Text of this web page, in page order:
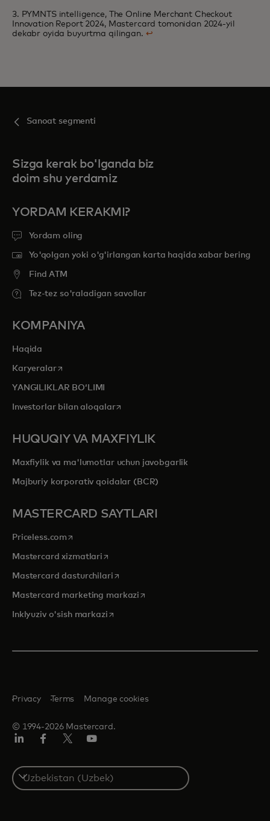
3. PYMNTS intelligence, The Online Merchant Checkout
Innovation Report 2024, Mastercard tomonidan 2024-yil
dekabr oyida buyurtma qilingan. ↩
Sanoat segmenti
Sizga kerak bo'lganda biz
doim shu yerdamiz
YORDAM KERAKMI?
Yordam oling
Yo'qolgan yoki o'g'irlangan karta haqida xabar bering
Find ATM
Tez-tez so'raladigan savollar
KOMPANIYA
Haqida
Karyeralaropens in a new tab
YANGILIKLAR BOʻLIMI
Investorlar bilan aloqalaropens in a new tab
HUQUQIY VA MAXFIYLIK
Maxfiylik va ma'lumotlar uchun javobgarlik
Majburiy korporativ qoidalar (BCR)
MASTERCARD SAYTLARI
Priceless.com opens in a new tab
Mastercard xizmatlari opens in a new tab
Mastercard dasturchilariopens in a new tab
Mastercard marketing markazi opens in a new tab
Inklyuziv o'sish markaziopens in a new tab
© 1994-2026 Mastercard.
Privacy Terms Manage cookies
Select
a
country